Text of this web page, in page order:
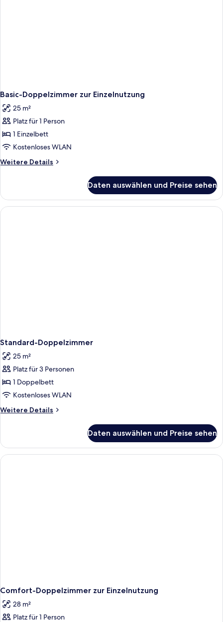
Basic-Doppelzimmer zur Einzelnutzung
25 m²
Platz für 1 Person
1 Einzelbett
Kostenloses WLAN
Weitere Details
Weitere
Doppelzimmer
zur
Einzelnutzung
Daten auswählen und Preise sehen
Standard-Doppelzimmer
25 m²
Platz für 3 Personen
1 Doppelbett
Kostenloses WLAN
Weitere Details
Weitere
Doppelzimmer
Daten auswählen und Preise sehen
Comfort-Doppelzimmer zur Einzelnutzung
28 m²
Platz für 1 Person